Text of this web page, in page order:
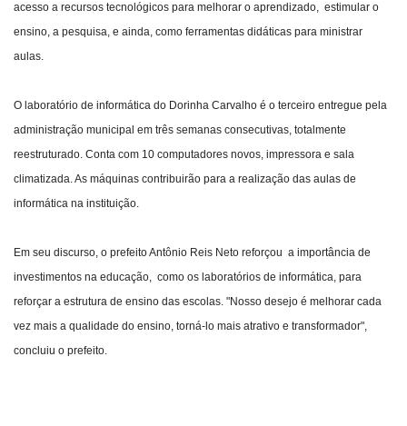
acesso a recursos tecnológicos para melhorar o aprendizado, estimular o
ensino, a pesquisa, e ainda, como ferramentas didáticas para ministrar
aulas.
O laboratório de informática do Dorinha Carvalho é o terceiro entregue pela
administração municipal em três semanas consecutivas, totalmente
reestruturado. Conta com 10 computadores novos, impressora e sala
climatizada. As máquinas contribuirão para a realização das aulas de
informática na instituição.
Em seu discurso, o prefeito Antônio Reis Neto reforçou a importância de
investimentos na educação, como os laboratórios de informática, para
reforçar a estrutura de ensino das escolas. "Nosso desejo é melhorar cada
vez mais a qualidade do ensino, torná-lo mais atrativo e transformador",
concluiu o prefeito.